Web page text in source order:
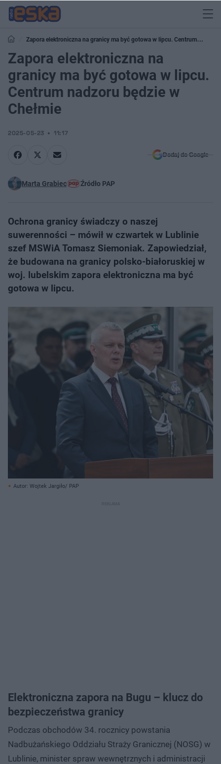
Zapora elektroniczna na granicy ma być gotowa w lipcu. Centrum
nadzoru będzie w Chełmie
Zapora elektroniczna na
granicy ma być gotowa w lipcu.
Centrum nadzoru będzie w
Chełmie
2025-05-23 11:17
Dodaj do Google
Marta Grabiec Źródło PAP
Ochrona granicy świadczy o naszej
suwerenności – mówił w czwartek w Lublinie
szef MSWiA Tomasz Siemoniak. Zapowiedział,
że budowana na granicy polsko-białoruskiej w
woj. lubelskim zapora elektroniczna ma być
gotowa w lipcu.
Autor: Wojtek Jargiło/ PAP
Elektroniczna zapora na Bugu – klucz do
bezpieczeństwa granicy
Podczas obchodów 34. rocznicy powstania
Nadbużańskiego Oddziału Straży Granicznej (NOSG) w
Lublinie, minister spraw wewnętrznych i administracji